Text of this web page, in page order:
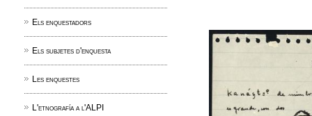
Els enquestadors
Els subjetes d'enquesta
Les enquestes
L'etnografía a l'ALPI